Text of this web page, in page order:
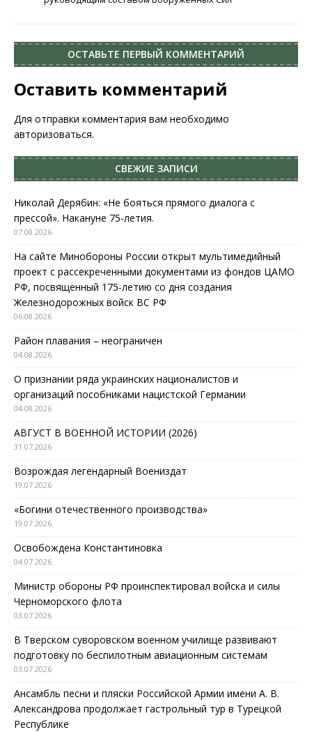
ОСТАВЬТЕ ПЕРВЫЙ КОММЕНТАРИЙ
Оставить комментарий
Для отправки комментария вам необходимо
авторизоваться.
СВЕЖИЕ ЗАПИСИ
Николай Дерябин: «Не бояться прямого диалога с
прессой». Накануне 75-летия.
07.08.2026
На сайте Минобороны России открыт мультимедийный
проект с рассекреченными документами из фондов ЦАМО
РФ, посвященный 175-летию со дня создания
Железнодорожных войск ВС РФ
06.08.2026
Район плавания – неограничен
04.08.2026
О признании ряда украинских националистов и
организаций пособниками нацистской Германии
04.08.2026
АВГУСТ В ВОЕННОЙ ИСТОРИИ (2026)
31.07.2026
Возрождая легендарный Воениздат
19.07.2026
«Богини отечественного производства»
19.07.2026
Освобождена Константиновка
04.07.2026
Министр обороны РФ проинспектировал войска и силы
Черноморского флота
03.07.2026
В Тверском суворовском военном училище развивают
подготовку по беспилотным авиационным системам
03.07.2026
Ансамбль песни и пляски Российской Армии имени А. В.
Александрова продолжает гастрольный тур в Турецкой
Республике